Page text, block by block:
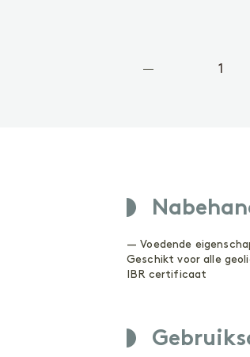
— Voedende
Geschikt voor alle
IBR certificaat